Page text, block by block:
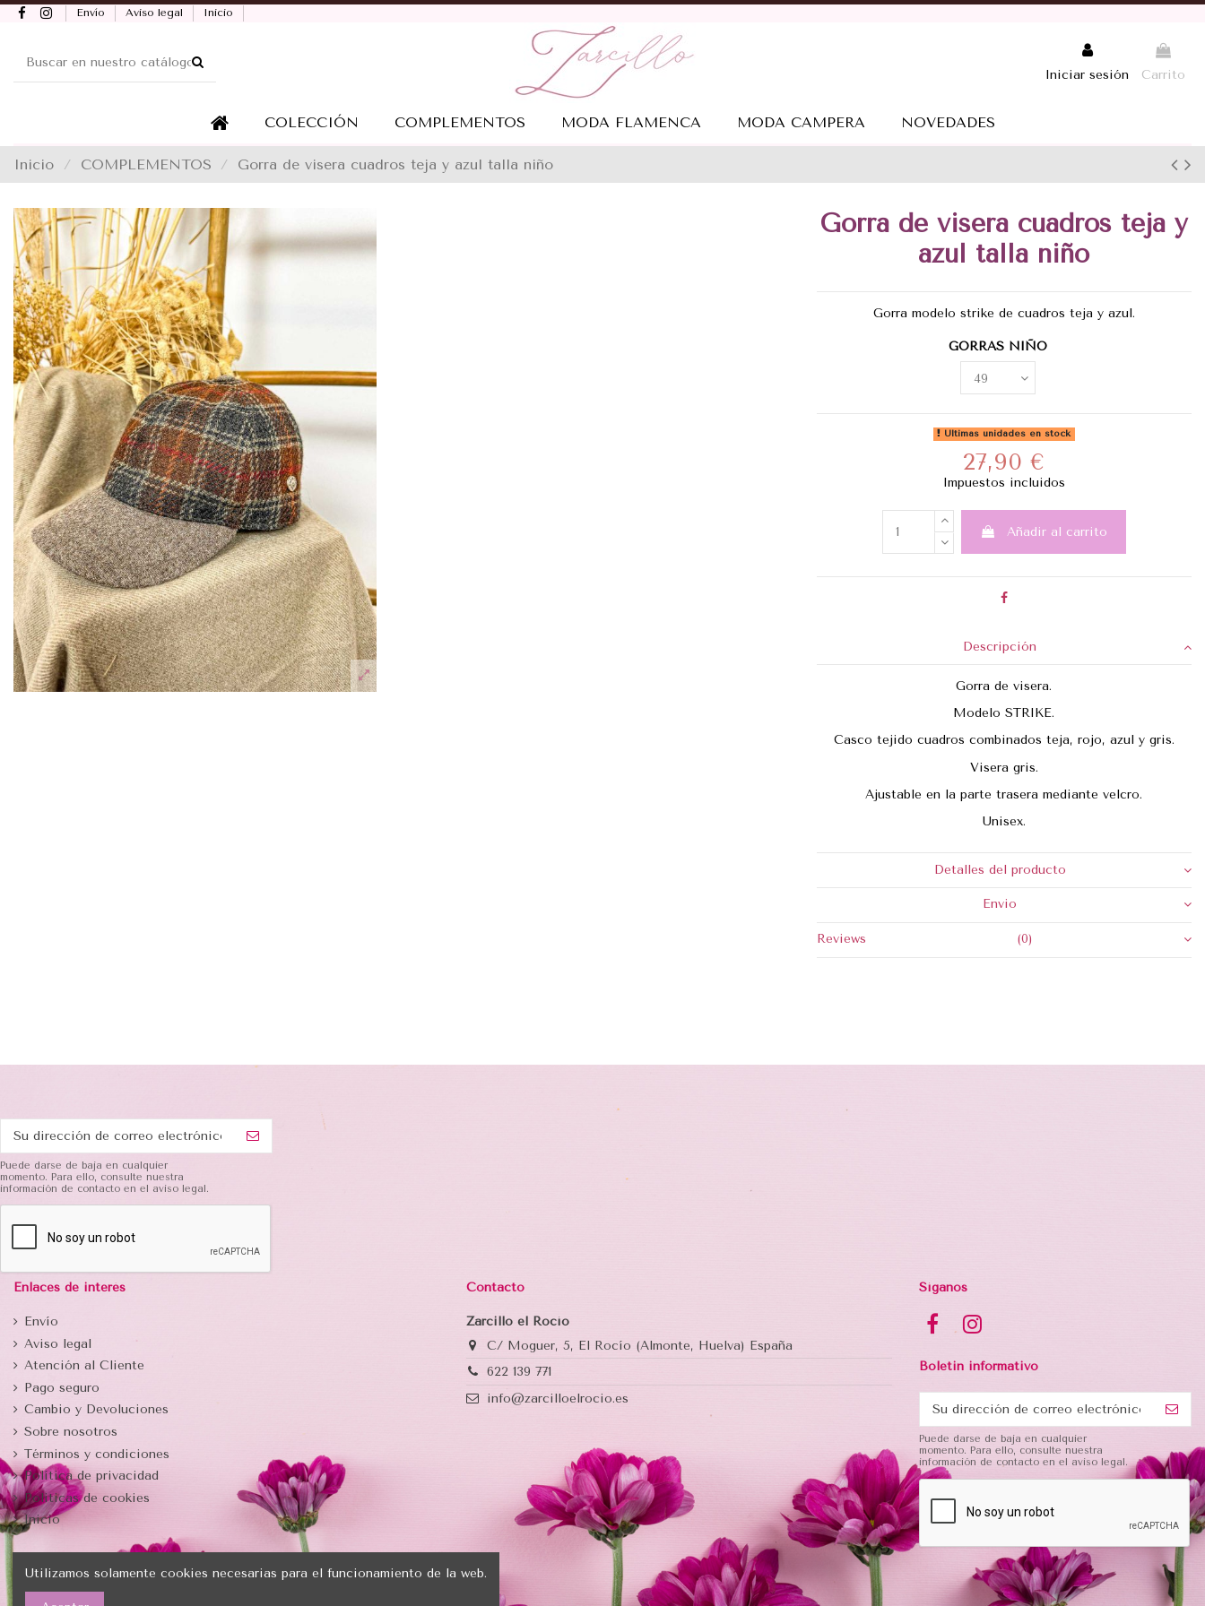
Envío Aviso legal Inicio
Iniciar sesión Carrito
COLECCIÓN COMPLEMENTOS MODA FLAMENCA MODA CAMPERA NOVEDADES
Inicio COMPLEMENTOS Gorra de visera cuadros teja y azul talla niño
Gorra de visera cuadros teja y
azul talla niño
Gorra modelo strike de cuadros teja y azul.
GORRAS NIÑO
Últimas unidades en stock
27,90 €
Impuestos incluidos
Añadir al carrito
Descripción
Gorra de visera.
Modelo STRIKE.
Casco tejido cuadros combinados teja, rojo, azul y gris.
Visera gris.
Ajustable en la parte trasera mediante velcro.
Unisex.
Detalles del producto
Envio
Reviews (0)
Puede darse de baja en cualquier
momento. Para ello, consulte nuestra
información de contacto en el aviso legal.
Enlaces de interés
Envío
Aviso legal
Atención al Cliente
Pago seguro
Cambio y Devoluciones
Sobre nosotros
Términos y condiciones
Política de privacidad
Politicas de cookies
Inicio
Contacto
Zarcillo el Rocío
C/ Moguer, 5, El Rocío (Almonte, Huelva) España
622 139 771
info@zarcilloelrocio.es
Síganos
Boletin informativo
Puede darse de baja en cualquier
momento. Para ello, consulte nuestra
información de contacto en el aviso legal.
Utilizamos solamente cookies necesarias para el funcionamiento de la web.